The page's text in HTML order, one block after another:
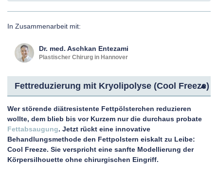
In Zusammenarbeit mit:
Dr. med. Aschkan Entezami
Plastischer Chirurg in Hannover
Fettreduzierung mit Kryolipolyse (Cool Freeze)
Wer störende diätresistente Fettpölsterchen reduzieren
wollte, dem blieb bis vor Kurzem nur die durchaus probate
Fettabsaugung. Jetzt rückt eine innovative
Behandlungsmethode den Fettpolstern eiskalt zu Leibe:
Cool Freeze. Sie verspricht eine sanfte Modellierung der
Körpersilhouette ohne chirurgischen Eingriff.